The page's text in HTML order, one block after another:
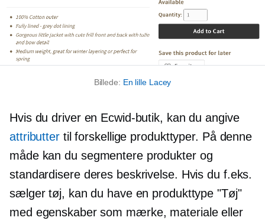
Billede: En lille Lacey
Hvis du driver en Ecwid-butik, kan du angive
attributtertil forskellige produkttyper. På denne
måde kan du segmentere produkter og
standardisere deres beskrivelse. Hvis du f.eks.
sælger tøj, kan du have en produkttype "Tøj"
med egenskaber som mærke, materiale eller